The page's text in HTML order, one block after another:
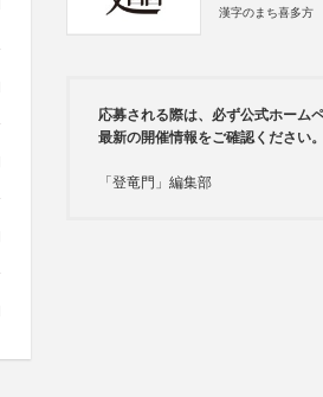
漢字のまち喜多方
応募される際は、必ず公式ホーム
最新の開催情報をご確認ください。
「登竜門」編集部